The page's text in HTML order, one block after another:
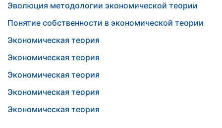
Эволюция методологии экономической теории
Понятие собственности в экономической теории
Экономическая теория
Экономическая теория
Экономическая теория
Экономическая теория
Экономическая теория